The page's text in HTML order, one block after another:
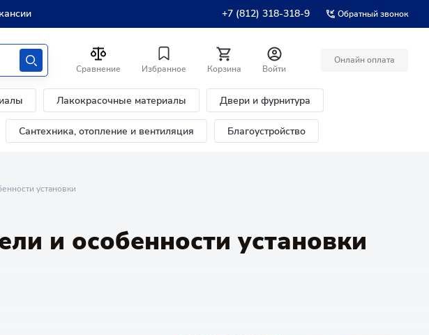
+7 (812) 318-318-9 Обратный звонок
Сравнение Избранное Корзина Войти
Онлайн оплата
Лакокрасочные материалы Двери и фурнитура
Сантехника, отопление и вентиляция Благоустройство
установки
и особенности установки